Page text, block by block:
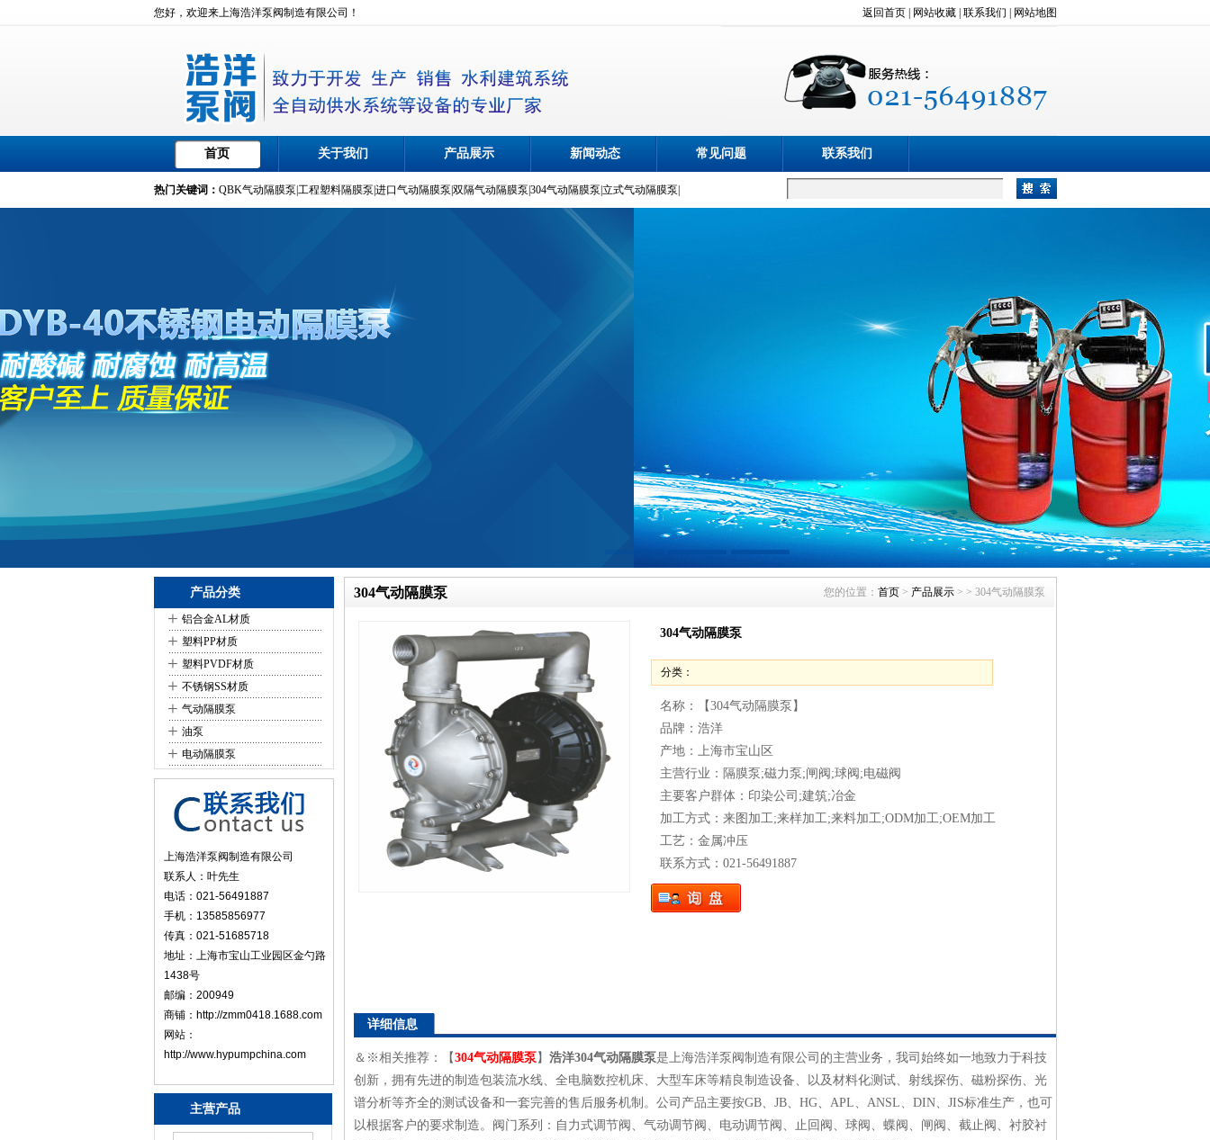
您好，欢迎来上海浩洋泵阀制造有限公司！ 返回首页| 网站收藏| 联系我们 网站地图
首页 关于我们 产品展示 新闻动态 常见问题 联系我们
热门关键词： QBK气动隔膜泵 工程塑料隔膜泵 进口气动隔膜泵 双隔气动隔膜泵 304气动隔膜泵 立式气动隔膜泵
产品分类
+ 铝合金AL材质
+ 塑料PP材质
+ 塑料PVDF材质
+ 不锈钢SS材质
+ 气动隔膜泵
+ 油泵
+ 电动隔膜泵
上海浩洋泵阀制造有限公司
联系人：叶先生
电话：021-56491887
手机：13585856977
传真：021-51685718
地址：上海市宝山工业园区金勺路
1438号
邮编：200949
商铺：http://zmm0418.1688.com
网站：
http://www.hypumpchina.com
主营产品
304气动隔膜泵 您的位置： 首页> 产品展示> > 304气动隔膜泵
304气动隔膜泵
分类：
名称：【304气动隔膜泵】
品牌：浩洋
产地：上海市宝山区
主营行业：隔膜泵;磁力泵;闸阀;球阀;电磁阀
主要客户群体：印染公司;建筑;冶金
加工方式：来图加工;来样加工;来料加工;ODM加工;OEM加工
工艺：金属冲压
联系方式：021-56491887
详细信息
＆※相关推荐：【304气动隔膜泵】 浩洋304气动隔膜泵是上海浩洋泵阀制造有限公司的主营业务，我司始终如一地致力于科技
创新，拥有先进的制造包装流水线、全电脑数控机床、大型车床等精良制造设备、以及材料化测试、射线探伤、磁粉探伤、光
谱分析等齐全的测试设备和一套完善的售后服务机制。公司产品主要按GB、JB、HG、APL、ANSL、DIN、JIS标准生产，也可
以根据客户的要求制造。阀门系列：自力式调节阀、气动调节阀、电动调节阀、止回阀、球阀、蝶阀、闸阀、截止阀、衬胶衬